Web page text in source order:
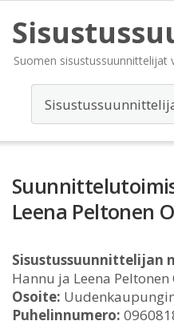
Suomen sisustussuunnittelijat
Leena Peltonen
Sisustussuunnittelijan
Hannu ja Leena Peltonen
Osoite:
Puhelinnumero: